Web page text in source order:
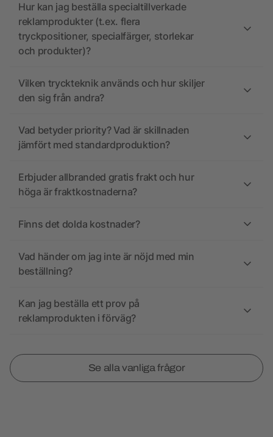
Hur kan jag beställa specialtillverkade
reklamprodukter (t.ex. flera
tryckpositioner, specialfärger, storlekar
och produkter)?
Vilken tryckteknik används och hur skiljer
den sig från andra?
Vad betyder priority? Vad är skillnaden
jämfört med standardproduktion?
Erbjuder allbranded gratis frakt och hur
höga är fraktkostnaderna?
Finns det dolda kostnader?
Vad händer om jag inte är nöjd med min
beställning?
Kan jag beställa ett prov på
reklamprodukten i förväg?
Se alla vanliga frågor